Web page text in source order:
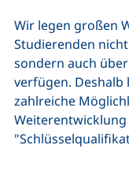
Wir legen großen
Studierenden
sondern auch
verfügen.
zahlreiche